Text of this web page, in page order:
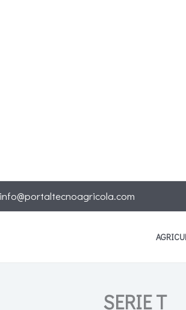
info@portaltecnoagricola.com
SERIE T